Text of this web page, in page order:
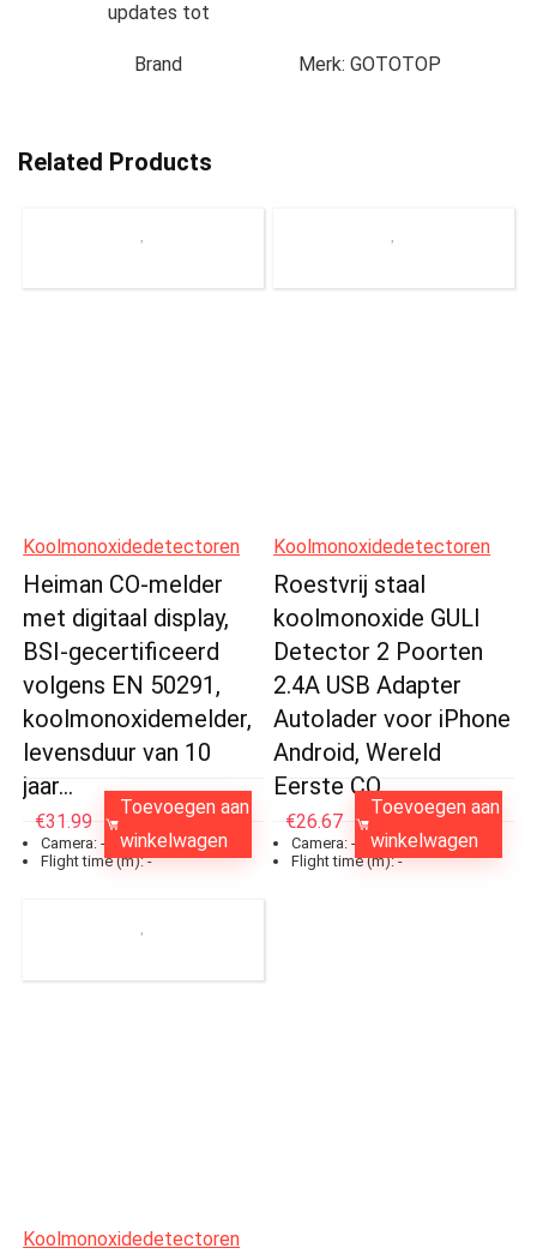
updates tot
Brand Merk: GOTOTOP
Related Products
Koolmonoxidedetectoren
Heiman CO-melder
met digitaal display,
BSI-gecertificeerd
volgens EN 50291,
koolmonoxidemelder,
levensduur van 10
jaar…
Camera: -
Flight time (m):-
€31.99
Toevoegen aan
winkelwagen
Koolmonoxidedetectoren
Roestvrij staal
koolmonoxide GULI
Detector 2 Poorten
2.4A USB Adapter
Autolader voor iPhone
Android, Wereld
Eerste CO…
Camera: -
Flight time (m):-
€26.67
Toevoegen aan
winkelwagen
Koolmonoxidedetectoren